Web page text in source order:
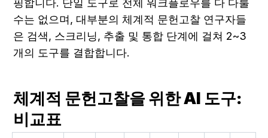
핑합니다. 단일 도구로 전체 워크플로우를 다 다룰
수는 없으며, 대부분의 체계적 문헌고찰 연구자들
은 검색, 스크리닝, 추출 및 통합 단계에 걸쳐 2~3
개의 도구를 결합합니다.
체계적 문헌고찰을 위한 AI 도구:
비교표